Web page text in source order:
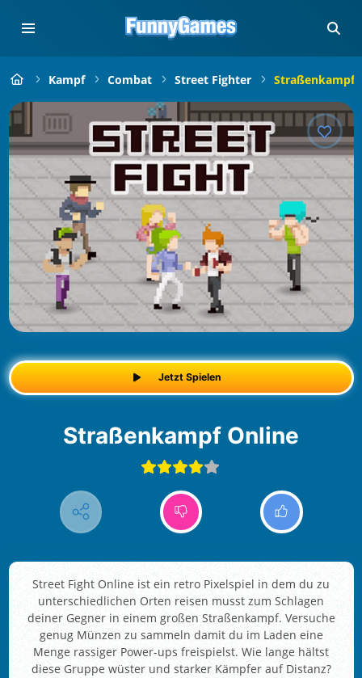
Kampf Combat Street Fighter Straßenkampf
Jetzt Spielen
Straßenkampf Online
Street Fight Online ist ein retro Pixelspiel in dem du zu
unterschiedlichen Orten reisen musst zum Schlagen
deiner Gegner in einem großen Straßenkampf. Versuche
genug Münzen zu sammeln damit du im Laden eine
Menge rassiger Power-ups freispielst. Wie lange hältst
diese Gruppe wüster und starker Kämpfer auf Distanz?